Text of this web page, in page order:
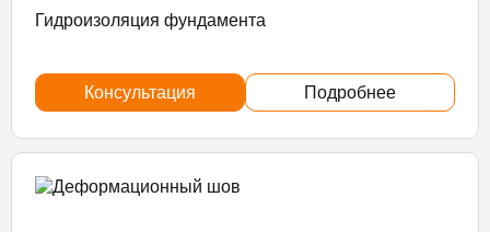
Гидроизоляция фундамента
Консультация Подробнее